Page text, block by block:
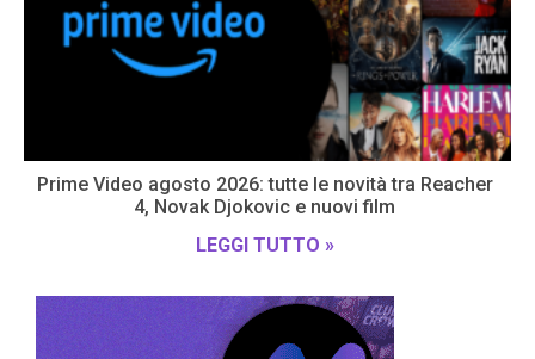
Prime Video agosto 2026: tutte le novità tra Reacher
4, Novak Djokovic e nuovi film
LEGGI TUTTO »